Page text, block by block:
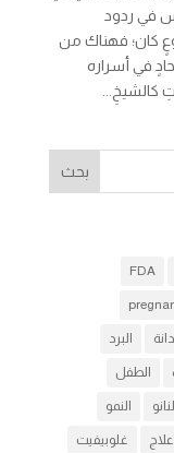
في ردود
كان؛ فهناك من
في أسراره
كالشيخِ...
FDA
البرد
الطفل
النانو النمو
علاج غلوبيفيت